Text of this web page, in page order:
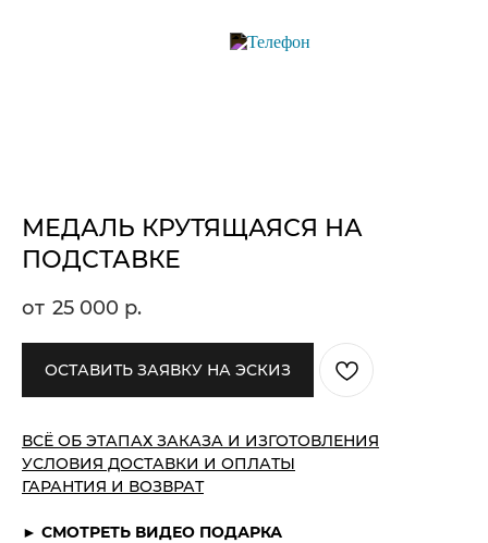
МЕДАЛЬ КРУТЯЩАЯСЯ НА
ПОДСТАВКЕ
25 000 р.
ОСТАВИТЬ ЗАЯВКУ НА ЭСКИЗ
ВСЁ ОБ ЭТАПАХ ЗАКАЗА И ИЗГОТОВЛЕНИЯ
УСЛОВИЯ ДОСТАВКИ И ОПЛАТЫ
ГАРАНТИЯ И ВОЗВРАТ
► СМОТРЕТЬ ВИДЕО ПОДАРКА